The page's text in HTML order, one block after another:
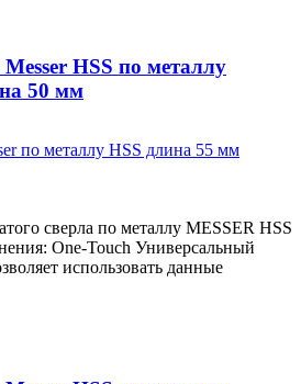
HSS по металлу
50 мм
по металлу HSS длина 55 мм
сверла по металлу MESSER HSS
One-Touch Универсальный
использовать данные